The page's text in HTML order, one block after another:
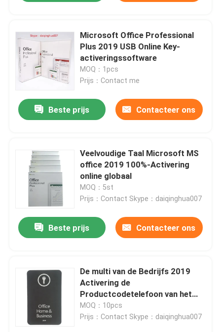
Producten
video's
Microsoft Office Professional
Plus 2019 USB Online Key-
activeringssoftware
MOQ：1pcs
Prijs：Contact me
Beste prijs Contacteer ons
Veelvoudige Taal Microsoft MS
office 2019 100%-Activering
online globaal
MOQ：5st
Prijs：Contact Skype：daiqinghua007
Beste prijs Contacteer ons
De multi van de Bedrijfs 2019
Activering de
Productcodetelefoon van het
Taaloffice home en
MOQ：10pcs
Prijs：Contact Skype：daiqinghua007